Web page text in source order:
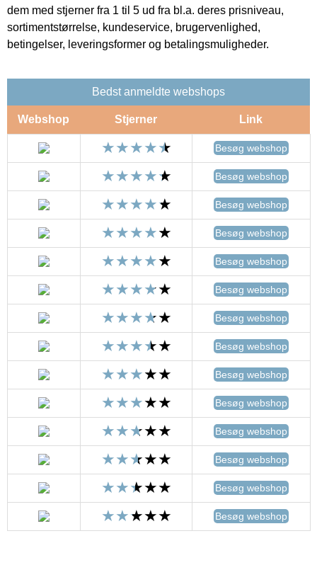
dem med stjerner fra 1 til 5 ud fra bl.a. deres prisniveau,
sortimentstørrelse, kundeservice, brugervenlighed,
betingelser, leveringsformer og betalingsmuligheder.
Bedst anmeldte webshops
Webshop Stjerner Link
Besøg webshop
Besøg webshop
Besøg webshop
Besøg webshop
Besøg webshop
Besøg webshop
Besøg webshop
Besøg webshop
Besøg webshop
Besøg webshop
Besøg webshop
Besøg webshop
Besøg webshop
Besøg webshop